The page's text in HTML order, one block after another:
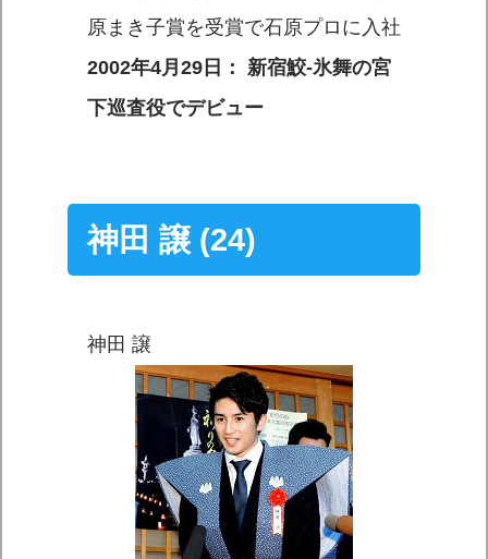
原まき子賞を受賞で石原プロに入社
2002年4月29日： 新宿鮫-氷舞の宮
下巡査役でデビュー
神田 譲 (24)
神田 譲